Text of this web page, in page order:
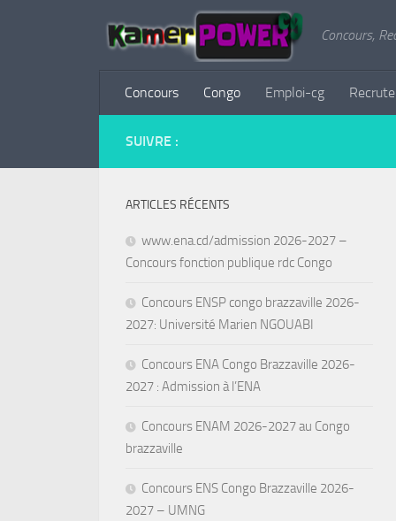
Concours,
Concours Congo Emploi-cg
SUIVRE :
ARTICLES RÉCENTS
www.ena.cd/admission 2026-2027 –
Concours fonction publique rdc Congo
Concours ENSP congo brazzaville 2026-
2027: Université Marien NGOUABI
Concours ENA Congo Brazzaville 2026-
2027 : Admission à l’ENA
Concours ENAM 2026-2027 au Congo
brazzaville
Concours ENS Congo Brazzaville 2026-
2027 – UMNG